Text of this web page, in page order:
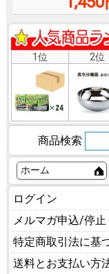
1位 2位
商品検索
ホーム
ログイン
メルマガ申込/停止
特定商取引法に基
送料とお支払い方